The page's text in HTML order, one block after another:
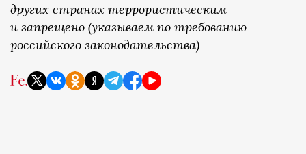
других странах террористическим
и запрещено (указываем по требованию
российского законодательства)